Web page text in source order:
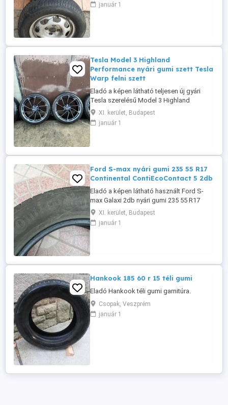
állapotban vannak. Adok hozzá két nyárit
január 1
Tesla Model 3 Highland
Performance nyári gumi szett Tesla
Warp felni szett
Eladó a képen látható teljesen új gyári
Tesla szerelésű Model 3 Highland
Performance 20" Performance Warp felni
és nyári gumiabroncs csomag. Tartalma:
20X9J ET 34 Tesla cikkszáma: 1344225-
1344226-00-B. 275 30 R20 97Y Pirelli ...
XI. kerület, Budapest
január 1
Ford S-max nyári gumi 235 55 R17
Continental ContiEcoContact 5 2db
Eladó a képen látható használt Ford S-
max Galaxi 2db nyári gumi 235 55 R17
Continental Contiecocontact 5 nyári gumi
15.000 Ft ért. Pontos gumi típus:
Continental Contiecocontact 5 235 55 R17
XI. kerület, Budapest
január 1
Hankook 185 60 r 15 téli gumi
Eladó Hankook téli gumi garnitúra.
Csopak, Veszprém
január 1